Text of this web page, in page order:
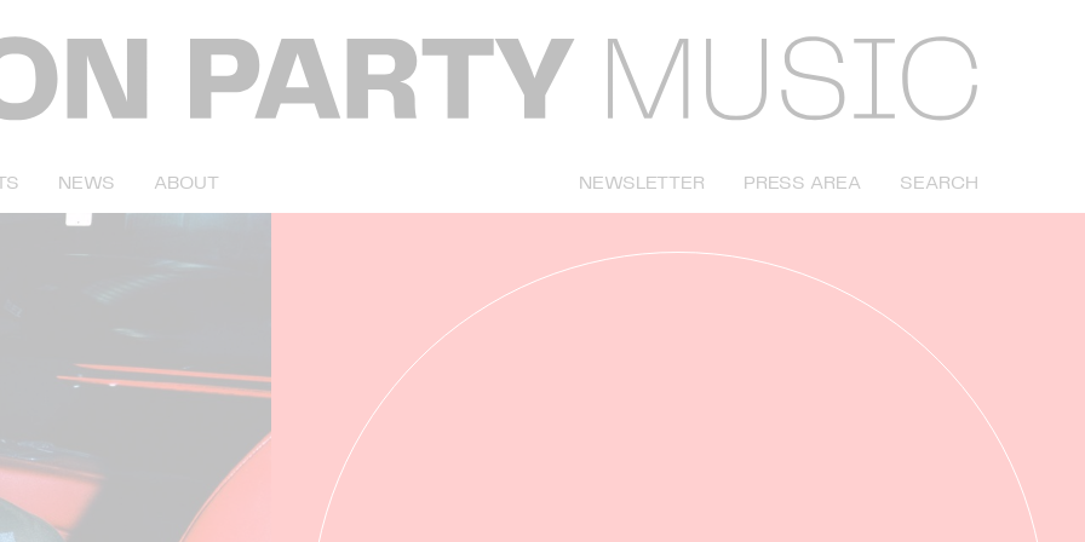
NEWS ABOUT NEWSLETTER PRESS AREA SEARCH